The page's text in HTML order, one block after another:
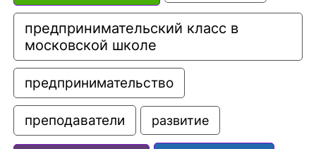
предпринимательский класс в
московской школе
предпринимательство
преподаватели развитие